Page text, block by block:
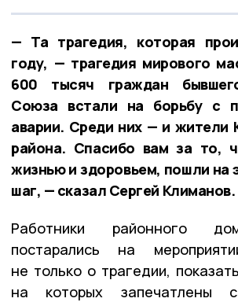
— Та трагедия, которая
году, — трагедия мирового
600 тысяч граждан
Союза встали на борьбу с
аварии. Среди них — и жители
района. Спасибо вам за то,
жизнью и здоровьем, пошли на
шаг, — сказал Сергей Климанов.
Работники районного
постарались на
не только о трагедии,
на которых запечатлены